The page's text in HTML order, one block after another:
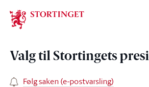
Stortinget.no
Valg til Stortingets
Følg saken (e-postvarsling)